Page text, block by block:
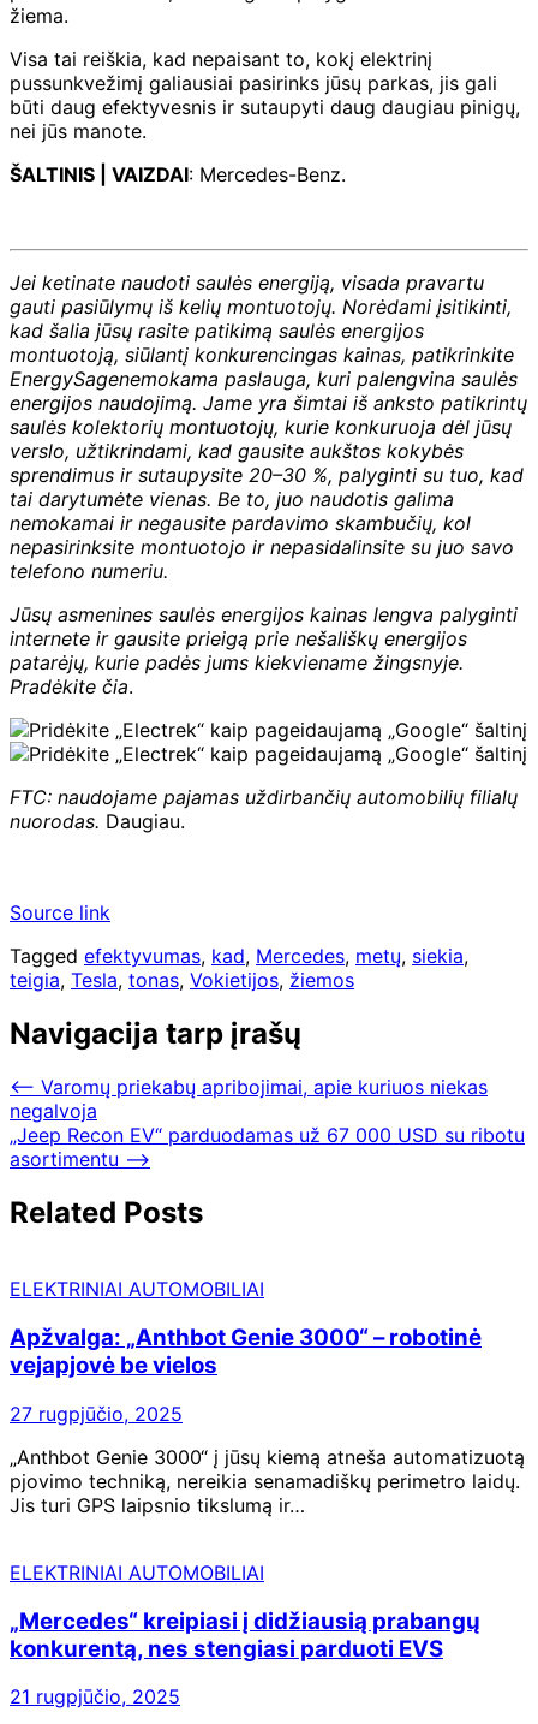
žiema.
Visa tai reiškia, kad nepaisant to, kokį elektrinį
pussunkvežimį galiausiai pasirinks jūsų parkas, jis gali
būti daug efektyvesnis ir sutaupyti daug daugiau pinigų,
nei jūs manote.
ŠALTINIS | VAIZDAI: Mercedes-Benz.
Jei ketinate naudoti saulės energiją, visada pravartu
gauti pasiūlymų iš kelių montuotojų. Norėdami įsitikinti,
kad šalia jūsų rasite patikimą saulės energijos
montuotoją, siūlantį konkurencingas kainas, patikrinkite
EnergySagenemokama paslauga, kuri palengvina saulės
energijos naudojimą. Jame yra šimtai iš anksto patikrintų
saulės kolektorių montuotojų, kurie konkuruoja dėl jūsų
verslo, užtikrindami, kad gausite aukštos kokybės
sprendimus ir sutaupysite 20–30 %, palyginti su tuo, kad
tai darytumėte vienas. Be to, juo naudotis galima
nemokamai ir negausite pardavimo skambučių, kol
nepasirinksite montuotojo ir nepasidalinsite su juo savo
telefono numeriu.
Jūsų asmenines saulės energijos kainas lengva palyginti
internete ir gausite prieigą prie nešališkų energijos
patarėjų, kurie padės jums kiekviename žingsnyje.
Pradėkite čia.
FTC: naudojame pajamas uždirbančių automobilių filialų
nuorodas. Daugiau.
Source link
Tagged efektyvumas, kad, Mercedes, metų, siekia,
teigia, Tesla, tonas, Vokietijos, žiemos
Navigacija tarp įrašų
⟵ Varomų priekabų apribojimai, apie kuriuos niekas
negalvoja
„Jeep Recon EV“ parduodamas už 67 000 USD su ribotu
asortimentu ⟶
Related Posts
ELEKTRINIAI AUTOMOBILIAI
Apžvalga: „Anthbot Genie 3000“ – robotinė
vejapjovė be vielos
27 rugpjūčio, 2025
„Anthbot Genie 3000“ į jūsų kiemą atneša automatizuotą
pjovimo techniką, nereikia senamadiškų perimetro laidų.
Jis turi GPS laipsnio tikslumą ir…
ELEKTRINIAI AUTOMOBILIAI
„Mercedes“ kreipiasi į didžiausią prabangų
konkurentą, nes stengiasi parduoti EVS
21 rugpjūčio, 2025